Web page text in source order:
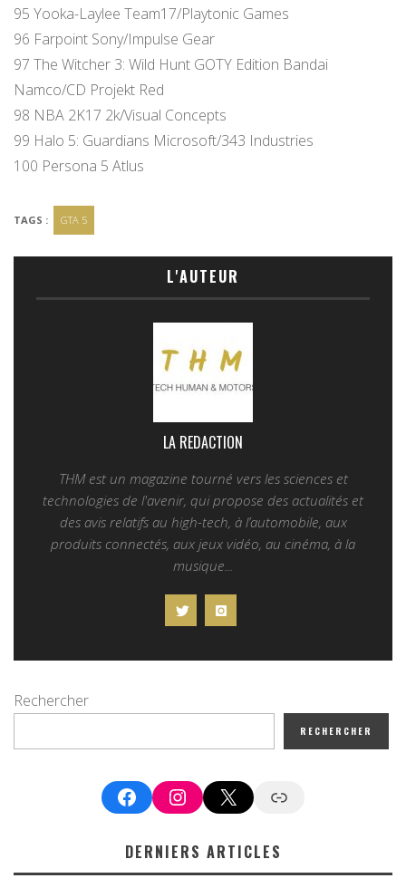
95 Yooka-Laylee Team17/Playtonic Games
96 Farpoint Sony/Impulse Gear
97 The Witcher 3: Wild Hunt GOTY Edition Bandai
Namco/CD Projekt Red
98 NBA 2K17 2k/Visual Concepts
99 Halo 5: Guardians Microsoft/343 Industries
100 Persona 5 Atlus
TAGS : GTA 5
L'AUTEUR
LA REDACTION
THM est un magazine tourné vers les sciences et
technologies de l'avenir, qui propose des actualités et
des avis relatifs au high-tech, à l’automobile, aux
produits connectés, aux jeux vidéo, au cinéma, à la
musique...
Rechercher
RECHERCHER
FacebookInstagram
X Google News
DERNIERS ARTICLES